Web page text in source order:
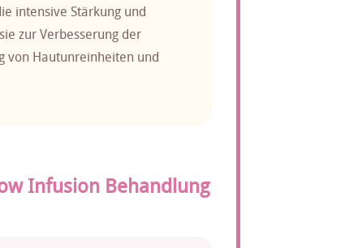
intensive Stärkung und
zur Verbesserung der
von Hautunreinheiten und
Infusion Behandlung